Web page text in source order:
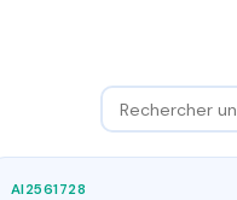
AI2561728